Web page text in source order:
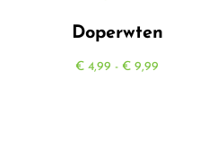
Doperwten
€ 4,99 - € 9,99